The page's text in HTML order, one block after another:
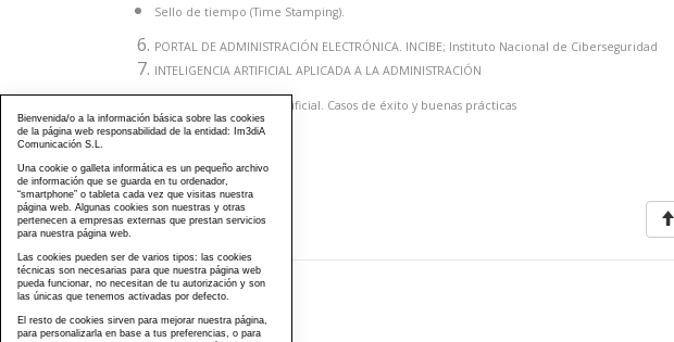
Sello de tiempo (Time Stamping).
PORTAL DE ADMINISTRACIÓN ELECTRÓNICA. INCIBE; Instituto Nacional de Ciberseguridad
INTELIGENCIA ARTIFICIAL APLICADA A LA ADMINISTRACIÓN
Tipos de Inteligencia Artificial. Casos de éxito y buenas prácticas
Aplicación práctica
CNIS 2026
976 203 103
Bienvenida/o a la información básica sobre las cookies
de la página web responsabilidad de la entidad: Im3diA
Comunicación S.L.
Una cookie o galleta informática es un pequeño archivo
de información que se guarda en tu ordenador,
“smartphone” o tableta cada vez que visitas nuestra
página web. Algunas cookies son nuestras y otras
pertenecen a empresas externas que prestan servicios
para nuestra página web.
Las cookies pueden ser de varios tipos: las cookies
técnicas son necesarias para que nuestra página web
pueda funcionar, no necesitan de tu autorización y son
las únicas que tenemos activadas por defecto.
El resto de cookies sirven para mejorar nuestra página,
para personalizarla en base a tus preferencias, o para